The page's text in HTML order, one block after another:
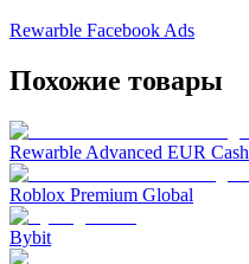
Rewarble Facebook Ads
Похожие товары
Rewarble Advanced EUR Cash
Roblox Premium Global
Bybit